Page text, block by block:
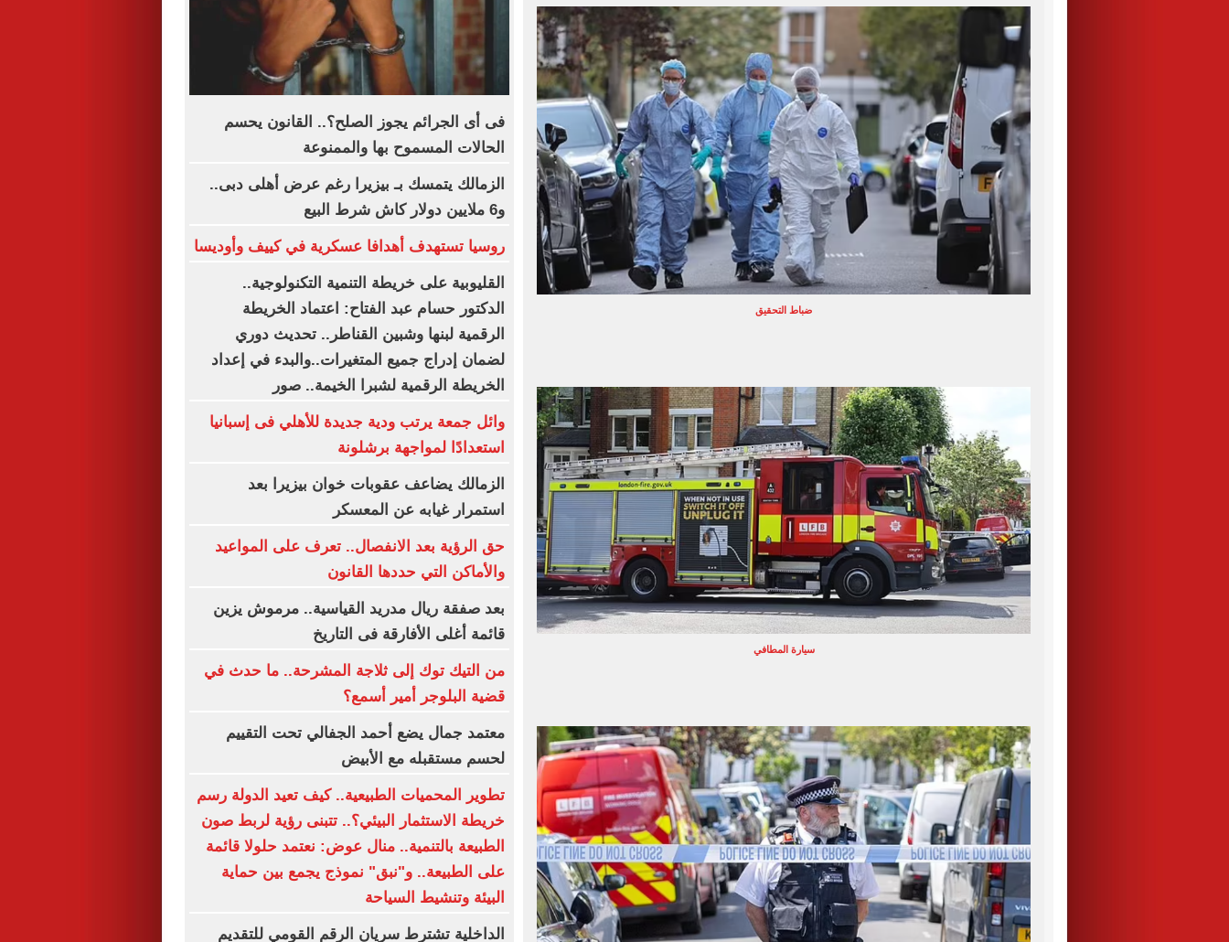
ضباط التحقيق
سيارة المطافي
فى أى الجرائم يجوز الصلح؟.. القانون يحسم
الحالات المسموح بها والممنوعة
الزمالك يتمسك بـ بيزيرا رغم عرض أهلى دبى..
و6 ملايين دولار كاش شرط البيع
روسيا تستهدف أهدافا عسكرية في كييف وأوديسا
القليوبية على خريطة التنمية التكنولوجية..
الدكتور حسام عبد الفتاح: اعتماد الخريطة
الرقمية لبنها وشبين القناطر.. تحديث دوري
لضمان إدراج جميع المتغيرات..والبدء في إعداد
الخريطة الرقمية لشبرا الخيمة.. صور
وائل جمعة يرتب ودية جديدة للأهلي فى إسبانيا
استعدادًا لمواجهة برشلونة
الزمالك يضاعف عقوبات خوان بيزيرا بعد
استمرار غيابه عن المعسكر
حق الرؤية بعد الانفصال.. تعرف على المواعيد
والأماكن التي حددها القانون
بعد صفقة ريال مدريد القياسية.. مرموش يزين
قائمة أغلى الأفارقة فى التاريخ
من التيك توك إلى ثلاجة المشرحة.. ما حدث في
قضية البلوجر أمير أسمع؟
معتمد جمال يضع أحمد الجفالي تحت التقييم
لحسم مستقبله مع الأبيض
تطوير المحميات الطبيعية.. كيف تعيد الدولة رسم
خريطة الاستثمار البيئي؟.. تتبنى رؤية لربط صون
الطبيعة بالتنمية.. منال عوض: نعتمد حلولا قائمة
على الطبيعة.. و"نبق" نموذج يجمع بين حماية
البيئة وتنشيط السياحة
الداخلية تشترط سريان الرقم القومي للتقديم